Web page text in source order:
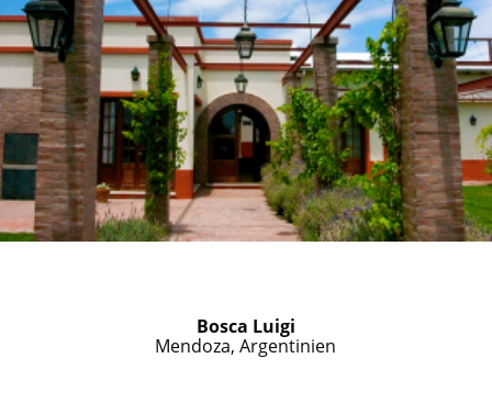
Bosca Luigi
Mendoza, Argentinien